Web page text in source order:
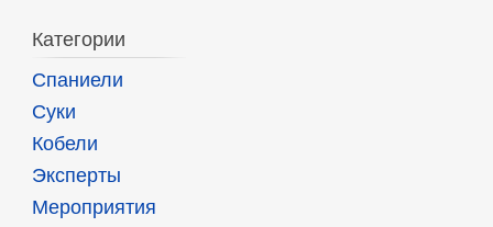
Категории
Спаниели
Суки
Кобели
Эксперты
Мероприятия